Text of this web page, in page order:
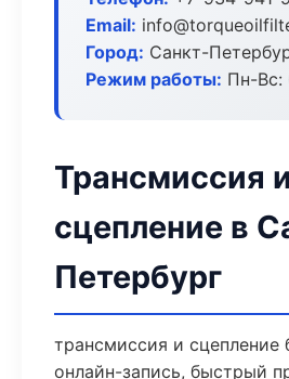
Email:
Город: Санкт-
Режим работы: Пн-Вс:
Трансмиссия и
сцепление в
Петербург
трансмиссия и сцепление
онлайн-запись, быстрый